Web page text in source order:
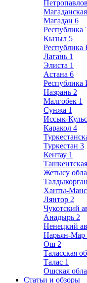
Магадан 6
Республика
Кызыл 5
Республика
Лагань 1
Элиста 1
Астана 6
Республика
Назрань 2
Малгобек 1
Сунжа 1
Иссык-
Каракол 4
Туркестан 3
Кентау 1
Жетысу
Талдыкорган
Ханты-
Лянтор 2
Чукотский
Анадырь 2
Ненецкий
Нарьян-Мар
Ош 2
Таласская
Талас 1
Ошская
Статьи и обзоры